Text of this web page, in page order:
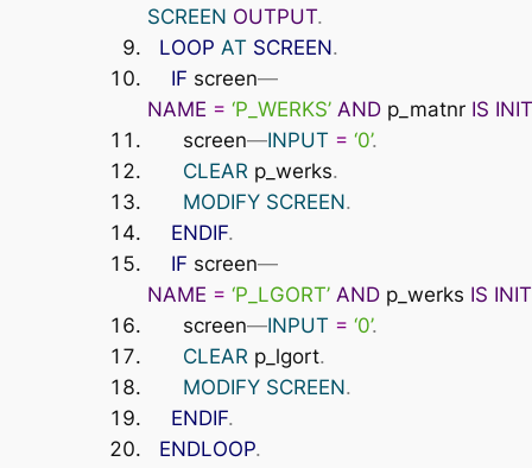
SCREEN OUTPUT.
LOOP AT SCREEN.
IF screen—
NAME = ‘P_WERKS’ ANDp_matnr IS
screen—INPUT = ‘0’.
CLEARp_werks.
MODIFYSCREEN.
ENDIF.
IF screen—
NAME = ‘P_LGORT’ ANDp_werks IS
screen—INPUT = ‘0’.
CLEARp_lgort.
MODIFYSCREEN.
ENDIF.
ENDLOOP.